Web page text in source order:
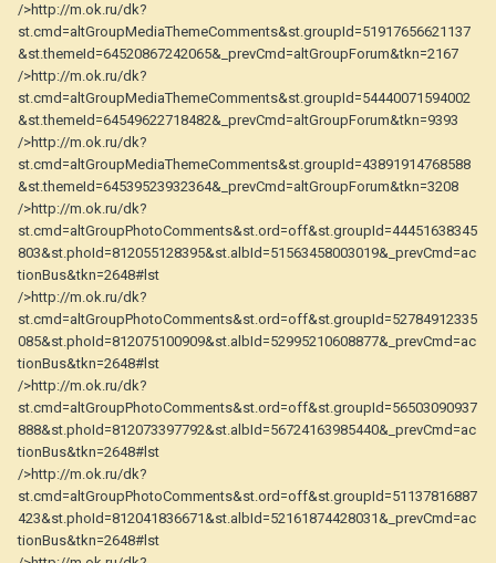
/>http://m.ok.ru/dk?
st.cmd=altGroupMediaThemeComments&st.groupId=51917656621137
&st.themeId=64520867242065&_prevCmd=altGroupForum&tkn=2167
/>http://m.ok.ru/dk?
st.cmd=altGroupMediaThemeComments&st.groupId=54440071594002
&st.themeId=64549622718482&_prevCmd=altGroupForum&tkn=9393
/>http://m.ok.ru/dk?
st.cmd=altGroupMediaThemeComments&st.groupId=43891914768588
&st.themeId=64539523932364&_prevCmd=altGroupForum&tkn=3208
/>http://m.ok.ru/dk?
st.cmd=altGroupPhotoComments&st.ord=off&st.groupId=44451638345
803&st.phoId=812055128395&st.albId=51563458003019&_prevCmd=ac
tionBus&tkn=2648#lst
/>http://m.ok.ru/dk?
st.cmd=altGroupPhotoComments&st.ord=off&st.groupId=52784912335
085&st.phoId=812075100909&st.albId=52995210608877&_prevCmd=ac
tionBus&tkn=2648#lst
/>http://m.ok.ru/dk?
st.cmd=altGroupPhotoComments&st.ord=off&st.groupId=56503090937
888&st.phoId=812073397792&st.albId=56724163985440&_prevCmd=ac
tionBus&tkn=2648#lst
/>http://m.ok.ru/dk?
st.cmd=altGroupPhotoComments&st.ord=off&st.groupId=51137816887
423&st.phoId=812041836671&st.albId=52161874428031&_prevCmd=ac
tionBus&tkn=2648#lst